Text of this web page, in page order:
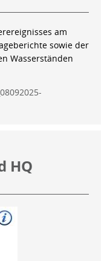
am
sowie der
Wasserständen
HQ